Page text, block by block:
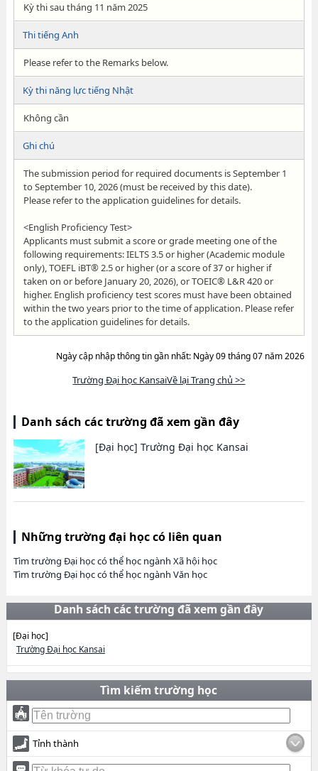
Kỳ thi sau tháng 11 năm 2025
Thi tiếng Anh
Please refer to the Remarks below.
Kỳ thi năng lực tiếng Nhật
Không cần
Ghi chú
The submission period for required documents is September 1
to September 10, 2026 (must be received by this date).
Please refer to the application guidelines for details.
<English Proficiency Test>
Applicants must submit a score or grade meeting one of the
following requirements: IELTS 3.5 or higher (Academic module
only), TOEFL iBT® 2.5 or higher (or a score of 37 or higher if
taken on or before January 20, 2026), or TOEIC® L&R 420 or
higher. English proficiency test scores must have been obtained
within the two years prior to the time of application. Please refer
to the application guidelines for details.
Ngày cập nhập thông tin gần nhất: Ngày 09 tháng 07 năm 2026
Trường Đại học KansaiVề lại Trang chủ >>
Danh sách các trường đã xem gần đây
[Đại học] Trường Đại học Kansai
Những trường đại học có liên quan
Tìm trường Đại học có thể học ngành Xã hội học
Tìm trường Đại học có thể học ngành Văn học
Danh sách các trường đã xem gần đây
[Đại học]
Trường Đại học Kansai
Tìm kiếm trường học
Tỉnh thành